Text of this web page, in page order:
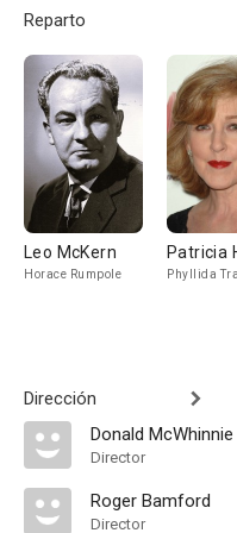
Reparto
Leo McKern
Horace Rumpole
Patricia
Phyllida
Dirección
Donald McWhinnie
Director
Roger Bamford
Director